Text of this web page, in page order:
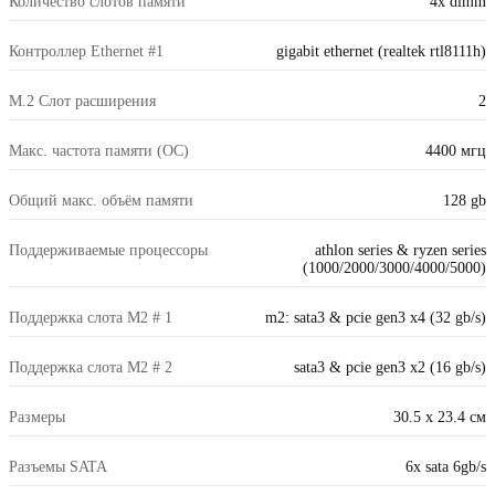
Контроллер Ethernet #1 gigabit ethernet (realtek rtl8111h)
М.2 Слот расширения 2
Макс. частота памяти (OC) 4400 мгц
Общий макс. объём памяти 128 gb
Поддерживаемые процессоры
athlon series & ryzen series
(1000/2000/3000/4000/5000)
Поддержка слота M2 # 1 m2: sata3 & pcie gen3 x4 (32 gb/s)
Поддержка слота M2 # 2 sata3 & pcie gen3 x2 (16 gb/s)
Размеры 30.5 x 23.4 см
Разъемы SATA 6x sata 6gb/s